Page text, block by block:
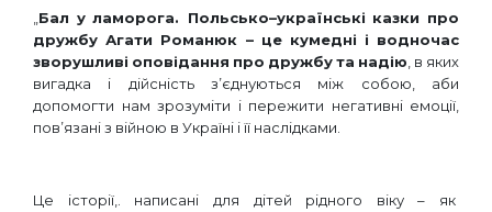
„Бал у ламорога. Польсько–українські казки про
дружбу Агати Романюк– це кумедні і водночас
зворушливі оповідання про дружбута надію, в яких
вигадка і дійсність з’єднуються між собою, аби
допомогти нам зрозуміти і пережити негативні емоції,
пов’язані з війною в Україні і її наслідками.
Це історії,. написані для дітей рідного віку – як